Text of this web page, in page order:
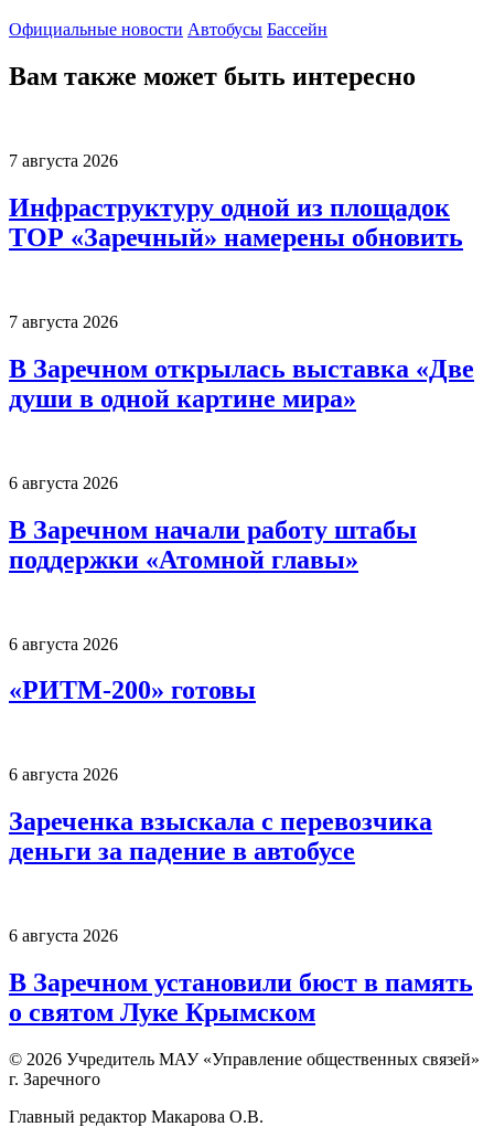
Официальные новости Автобусы Бассейн
Вам также может быть интересно
7 августа 2026
Инфраструктуру одной из площадок
ТОР «Заречный» намерены обновить
7 августа 2026
В Заречном открылась выставка «Две
души в одной картине мира»
6 августа 2026
В Заречном начали работу штабы
поддержки «Атомной главы»
6 августа 2026
«РИТМ-200» готовы
6 августа 2026
Зареченка взыскала с перевозчика
деньги за падение в автобусе
6 августа 2026
В Заречном установили бюст в память
о святом Луке Крымском
© 2026 Учредитель МАУ «Управление общественных связей»
г. Заречного
Главный редактор Макарова О.В.